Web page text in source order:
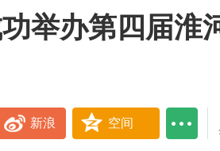
举办第四届淮
新浪 空间